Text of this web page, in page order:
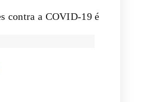
contra a COVID-19 é